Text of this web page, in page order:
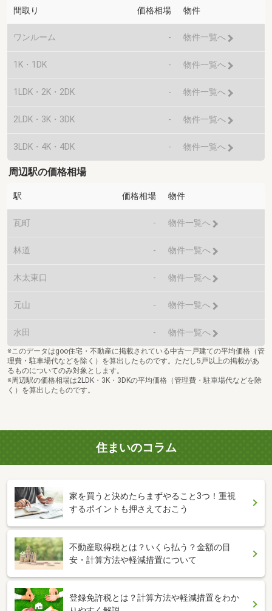
間取り 価格相場 物件
ワンルーム - 物件一覧へ
1K・1DK - 物件一覧へ
1LDK・2K・2DK - 物件一覧へ
2LDK・3K・3DK - 物件一覧へ
3LDK・4K・4DK - 物件一覧へ
周辺駅の価格相場
駅 価格相場 物件
瓦町 - 物件一覧へ
林道 - 物件一覧へ
木太東口 - 物件一覧へ
元山 - 物件一覧へ
水田 - 物件一覧へ
※このデータはgoo住宅・不動産に掲載されている中古一戸建ての平均価格（管
理費・駐車場代などを除く）を算出したものです。ただし5戸以上の掲載があ
るものについてのみ対象とします。
※周辺駅の価格相場は2LDK・3K・3DKの平均価格（管理費・駐車場代などを除
く）を算出したものです。
住まいのコラム
家を買うと決めたらまずやること3つ！重視
するポイントも押さえておこう
不動産取得税とは？いくら払う？金額の目
安・計算方法や軽減措置について
登録免許税とは？計算方法や軽減措置をわか